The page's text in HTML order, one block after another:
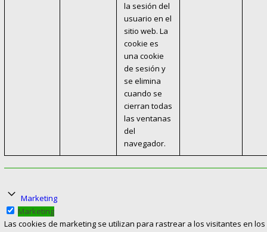
la sesión del
usuario en el
sitio web. La
cookie es
una cookie
de sesión y
se elimina
cuando se
cierran todas
las ventanas
del
navegador.
Marketing
Marketing
Las cookies de marketing se utilizan para rastrear a los visitantes en los